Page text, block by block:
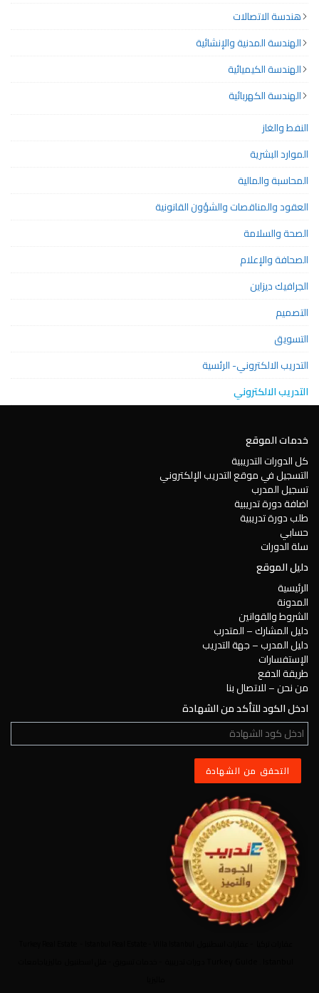
هندسة الاتصالات
الهندسة المدنية والإنشائية
الهندسة الكيميائية
الهندسة الكهربائية
النفط والغاز
الموارد البشرية
المحاسبة والمالية
العقود والمناقصات والشؤون القانونية
الصحة والسلامة
الصحافة والإعلام
الجرافيك ديزاين
التصميم
التسويق
التدريب الالكتروني- الرئسية
التدريب الالكتروني
خدمات الموقع
كل الدورات التدريبية
التسجيل في موقع التدريب الإلكتروني
تسجيل المدرب
اضافة دورة تدريبية
طلب دورة تدريبية
حسابي
سلة الدورات
دليل الموقع
الرئيسية
المدونة
الشروط والقوانين
دليل المشارك – المتدرب
دليل المدرب – جهة التدريب
الإستفسارات
طريقة الدفع
من نحن – للاتصال بنا
ادخل الكود للتأكد من الشهادة